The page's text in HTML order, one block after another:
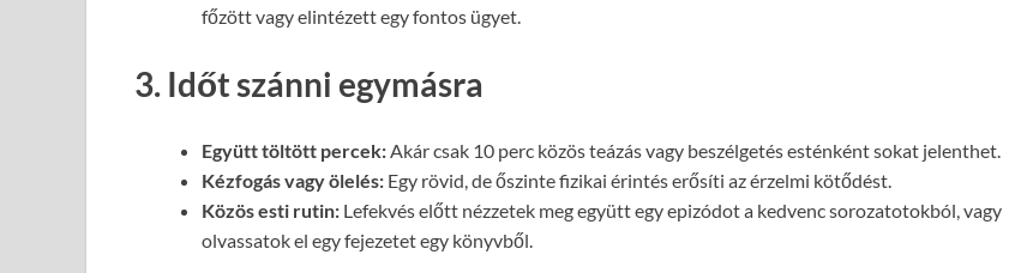
főzött vagy elintézett egy fontos ügyet.
3. Időt szánni egymásra
Együtt töltött percek: Akár csak 10 perc közös teázás vagy beszélgetés esténként sokat jelenthet.
Kézfogás vagy ölelés: Egy rövid, de őszinte fizikai érintés erősíti az érzelmi kötődést.
Közös esti rutin: Lefekvés előtt nézzetek meg együtt egy epizódot a kedvenc sorozatotokból, vagy
olvassatok el egy fejezetet egy könyvből.